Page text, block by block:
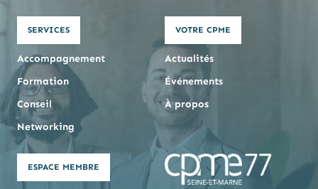
SERVICES
Accompagnement
Formation
Conseil
Networking
VOTRE CPME
Actualités
Événements
À propos
ESPACE MEMBRE